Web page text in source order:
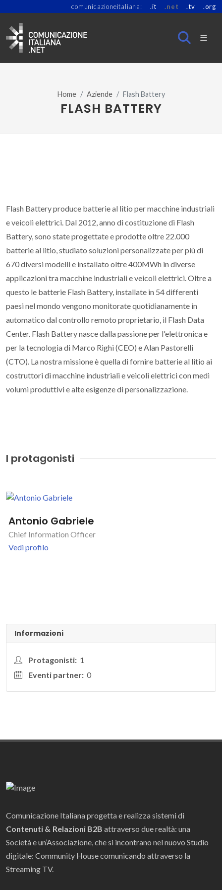
comunicazioneitaliana: .it .net .tv .org
Home Aziende Flash Battery
FLASH BATTERY
Flash Battery produce batterie al litio per macchine industriali
e veicoli elettrici. Dal 2012, anno di costituzione di Flash
Battery, sono state progettate e prodotte oltre 22.000
batterie al litio, studiato soluzioni personalizzate per più di
670 diversi modelli e installato oltre 400MWh in diverse
applicazioni tra macchine industriali e veicoli elettrici. Oltre a
questo le batterie Flash Battery, installate in 54 differenti
paesi nel mondo vengono monitorate quotidianamente in
automatico dal controllo remoto proprietario, il Flash Data
Center. Flash Battery nasce dalla passione per l'elettronica e
per la tecnologia di Marco Righi (CEO) e Alan Pastorelli
(CTO). La nostra missione è quella di fornire batterie al litio ai
costruttori di macchine industriali e veicoli elettrici con medi
volumi produttivi e alte esigenze di personalizzazione.
I protagonisti
Antonio Gabriele
Chief Information Officer
Vedi profilo
Informazioni
Protagonisti: 1
Eventi partner: 0
Comunicazione Italiana progetta e realizza sistemi di
Contenuti & Relazioni B2B attraverso due realtà: una
Società e un’Associazione, che si incontrano nel nuovo Studio
digitale: Community House comunicando attraverso la
Streaming TV.